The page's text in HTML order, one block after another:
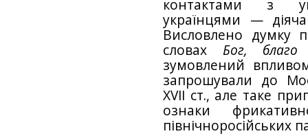
контактами з
українцями —
Висловлено
словах Бог, благо
зумовлений
запрошували до
XVII ст., але таке
ознаки
північноросійських